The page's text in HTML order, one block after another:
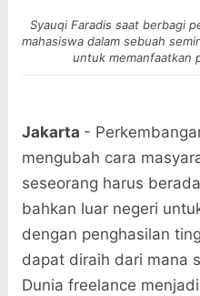
Syauqi Faradis saat berbagi
mahasiswa dalam sebuah
untuk memanfaatkan
Jakarta -
mengubah cara
seseorang harus
bahkan luar negeri
dengan penghasilan
dapat diraih dari mana
Dunia freelance